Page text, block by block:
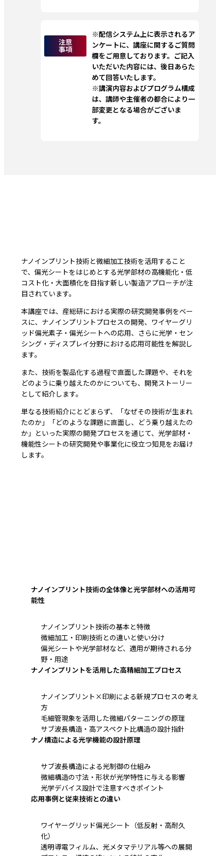
注意
事項
※配信システム上に表示されるア
ンケートに、講座に関するご質問
欄をご用意しております。ご記入
いただいた内容には、後日あらた
めて回答いたします。
※講演内容およびプログラム構成
は、講師や主催者の都合により一
部変更となる場合がございま
す。
ナノインプリント技術と微細加工技術を活用すること
で、偏光シートをはじめとする光学部材の高機能化・低
コスト化・大面積化を目指す新しい製造アプローチが注
目されています。
本講座では、産総研における実際の研究開発事例をベー
スに、ナノインプリントプロセスの開発、ワイヤーグリ
ッド偏光素子・偏光シートへの応用、さらに光学・セン
シング・ディスプレイ分野における応用可能性を解説し
ます。
また、技術を製品化する過程で直面した課題や、それを
どのように乗り越えたのかについても、開発ストーリー
として紹介します。
単なる技術紹介にとどまらず、「なぜその技術が生まれ
たのか」「どのような課題に直面し、どう乗り越えたの
か」といった実際の開発プロセスを通じて、光学部材・
機能性シートの研究開発や事業化に役立つ知見をお届け
します。
ナノインプリント技術の全体像と光学部材への活用可
能性
ナノインプリント技術の基本と特徴
微細加工・印刷技術との違いと使い分け
偏光シートや光学部材など、適用が期待される分
野・用途
ナノインプリントを活用した高精細加工プロセス
ナノインプリント×印刷による新規プロセスの考え
方
毛細管現象を活用した微細パターニングの原理
サブ波長構造・高アスペクト比構造の設計指針
ナノ構造による光学機能の設計原理
サブ波長構造による光制御の仕組み
微細構造の寸法・形状が光学特性に与える影響
光学デバイス設計で注意すべきポイント
応用事例と従来技術との違い
ワイヤーグリッド偏光シート（低反射・高耐久
化）
透明導電フィルム、光メタマテリアル等への展開